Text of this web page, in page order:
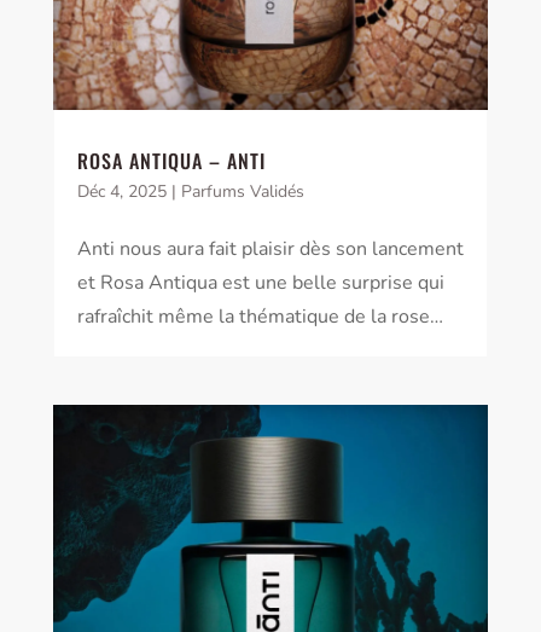
ROSA ANTIQUA – ANTI
Déc 4, 2025| Parfums Validés
Anti nous aura fait plaisir dès son lancement
et Rosa Antiqua est une belle surprise qui
rafraîchit même la thématique de la rose…